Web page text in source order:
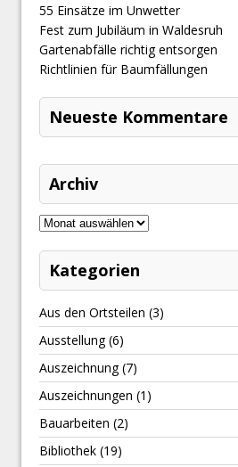
​55 Einsätze im Unwetter
Fest zum Jubiläum in Waldesruh
Gartenabfälle richtig entsorgen
Richtlinien für Baumfällungen
Neueste Kommentare
Archiv
Kategorien
Aus den Ortsteilen (3)
Ausstellung(6)
Auszeichnung(7)
Auszeichnungen (1)
Bauarbeiten (2)
Bibliothek (19)